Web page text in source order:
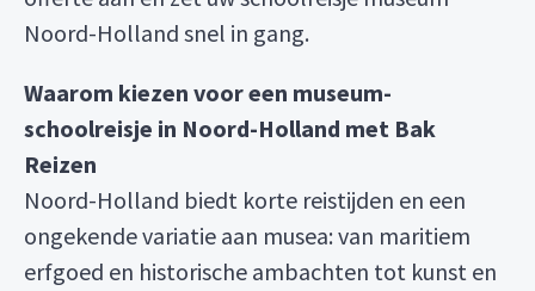
Noord-Holland snel in gang.
Waarom kiezen voor een museum-
schoolreisje in Noord-Holland met Bak
Reizen
Noord-Holland biedt korte reistijden en een
ongekende variatie aan musea: van maritiem
erfgoed en historische ambachten tot kunst en